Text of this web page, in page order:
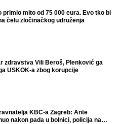
primio mito od 75 000 eura. Evo tko bi
čelu zločinačkog udruženja
zdravstva Vili Beroš, Plenković ga
USKOK-a zbog korupcije
KBC-a Zagreb: Ante
nakon pada u bolnici, policija na